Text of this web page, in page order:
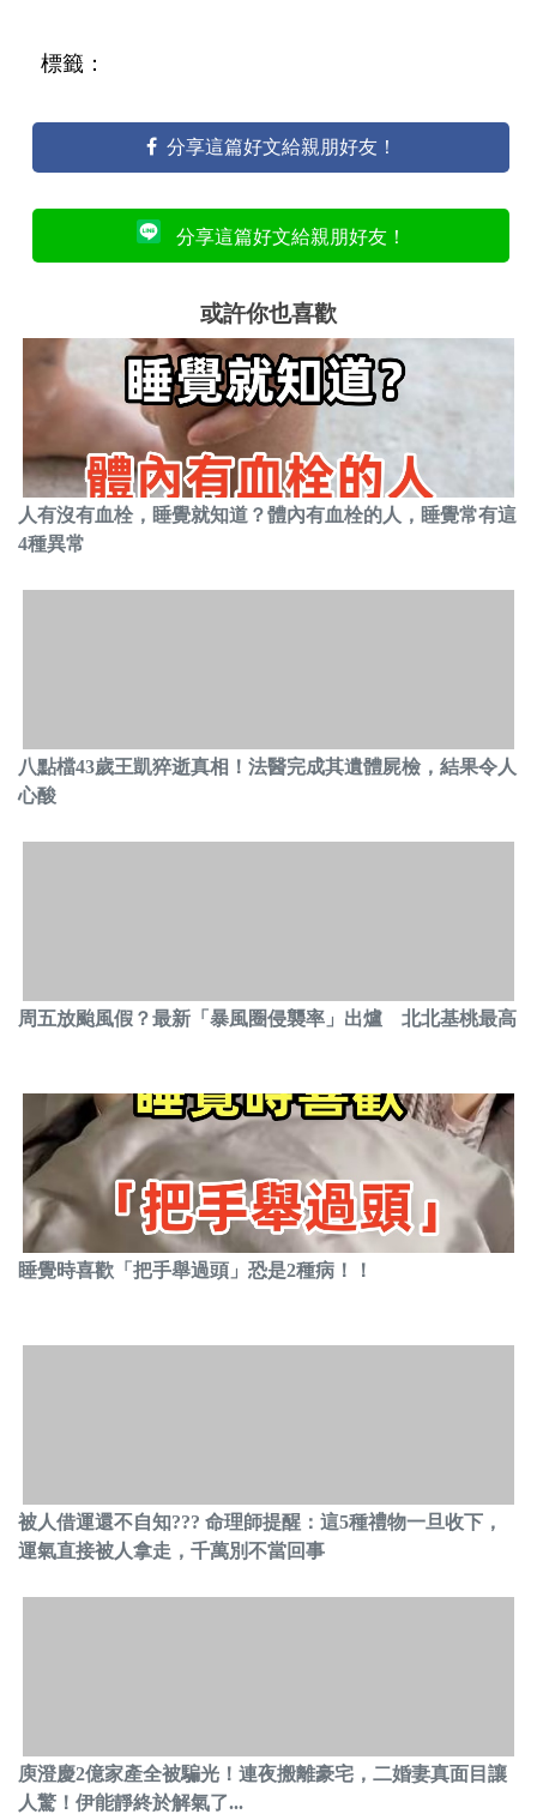
標籤：
分享這篇好文給親朋好友！
分享這篇好文給親朋好友！
或許你也喜歡
人有沒有血栓，睡覺就知道？體內有血栓的人，睡覺常有這
4種異常
八點檔43歲王凱猝逝真相！法醫完成其遺體屍檢，結果令人
心酸
周五放颱風假？最新「暴風圈侵襲率」出爐 北北基桃最高
睡覺時喜歡「把手舉過頭」恐是2種病！！
被人借運還不自知??? 命理師提醒：這5種禮物一旦收下，
運氣直接被人拿走，千萬別不當回事
庾澄慶2億家產全被騙光！連夜搬離豪宅，二婚妻真面目讓
人驚！伊能靜終於解氣了...